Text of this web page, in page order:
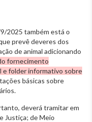
2025 também está o
prevê deveres dos
de animal adicionando
fornecimento
e folder informativo sobre
básicas sobre
deverá tramitar em
Justiça; de Meio